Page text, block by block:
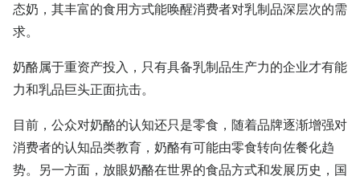
态奶，其丰富的食用方式能唤醒消费者对乳制品深层次的需
求。
奶酪属于重资产投入，只有具备乳制品生产力的企业才有能
力和乳品巨头正面抗击。
目前，公众对奶酪的认知还只是零食，随着品牌逐渐增强对
消费者的认知品类教育，奶酪有可能由零食转向佐餐化趋
势。另一方面，放眼奶酪在世界的食品方式和发展历史，国